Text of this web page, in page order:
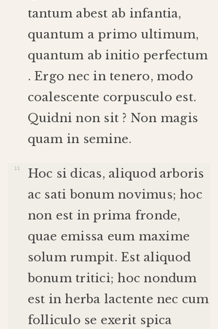
tantum abest ab infantia,
quantum a primo ultimum,
quantum ab initio perfectum
. Ergo nec in tenero, modo
coalescente corpusculo est.
Quidni non sit ? Non magis
quam in semine.
Hoc si dicas, aliquod arboris
ac sati bonum novimus; hoc
non est in prima fronde,
quae emissa eum maxime
solum rumpit. Est aliquod
bonum tritici; hoc nondum
est in herba lactente nec cum
folliculo se exerit spica